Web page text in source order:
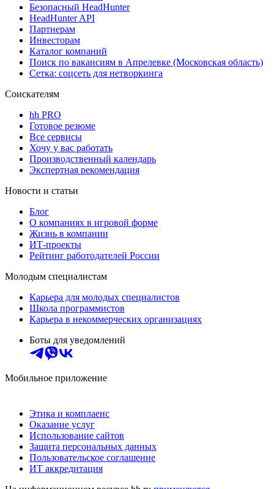
Безопасный HeadHunter
HeadHunter API
Партнерам
Инвесторам
Каталог компаний
Поиск по вакансиям в Апрелевке (Московская область)
Сетка: соцсеть для нетворкинга
Соискателям
hh PRO
Готовое резюме
Все сервисы
Хочу у вас работать
Производственный календарь
Экспертная рекомендация
Новости и статьи
Блог
О компаниях в игровой форме
Жизнь в компании
ИТ-проекты
Рейтинг работодателей России
Молодым специалистам
Карьера для молодых специалистов
Школа программистов
Карьера в некоммерческих организациях
Боты для уведомлений
Мобильное приложение
Этика и комплаенс
Оказание услуг
Использование сайтов
Защита персональных данных
Пользовательское соглашение
ИТ аккредитация